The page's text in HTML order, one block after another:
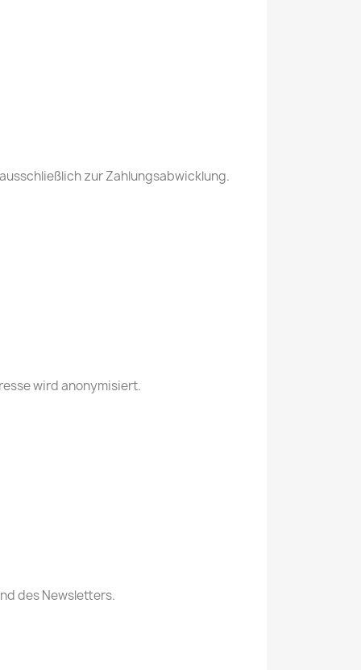
zur Zahlungsabwicklung.
wird anonymisiert.
des Newsletters.